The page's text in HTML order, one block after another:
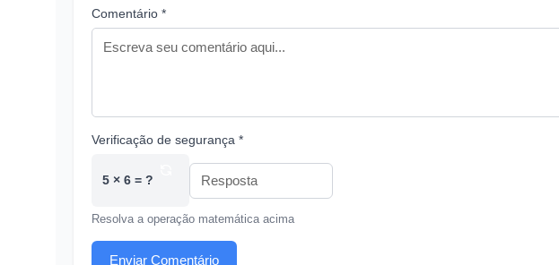
Comentário *
Verificação de segurança *
5 × 6 = ?
Resolva a operação matemática acima
Enviar Comentário